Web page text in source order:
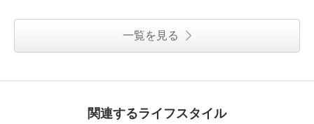
一覧を見る
関連するライフスタイル